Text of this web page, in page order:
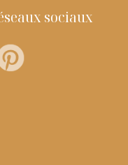
sociaux